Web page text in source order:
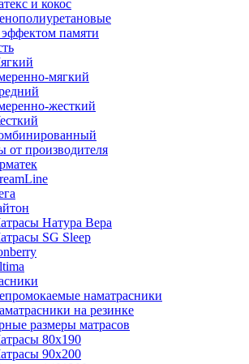
и кокос
памяти
мягкий
жесткий
от производителя
Натура Вера
SG Sleep
наматрасники
на резинке
размеры матрасов
80x190
90x200